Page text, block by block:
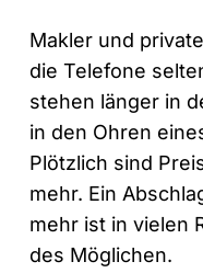
Makler und
die Telefone
stehen länger in
in den Ohren
Plötzlich sind
mehr. Ein
mehr ist in vielen
des Möglichen.